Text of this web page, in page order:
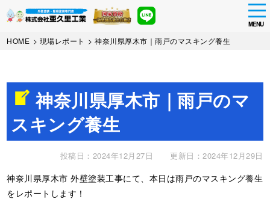
Skip
MENU
HOME > 現場レポート >神奈川県厚木市｜雨戸のマスキング養生
神奈川県厚木市｜雨戸のマ
スキング養生
投稿日：2024年12月27日 更新日：2024年12月29日
神奈川県厚木市 外壁塗装工事にて、本日は雨戸のマスキング養生
をレポートします！